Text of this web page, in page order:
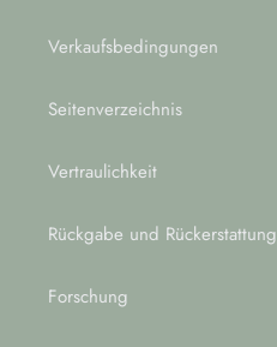
Verkaufsbedingungen
Seitenverzeichnis
Vertraulichkeit
Rückgabe und Rückerstattung
Forschung